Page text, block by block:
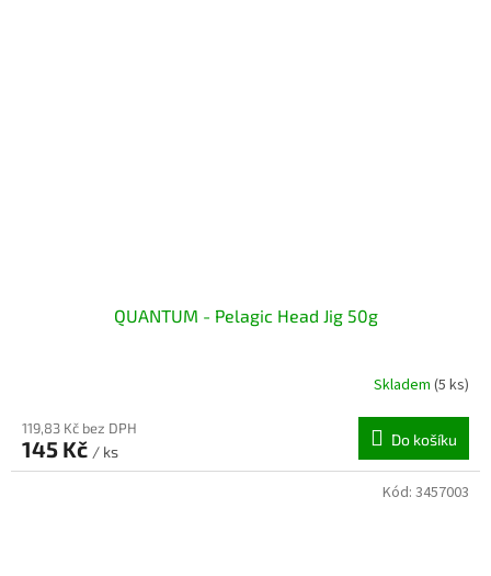
QUANTUM - Pelagic Head Jig 50g
Skladem (5 ks)
119,83 Kč bez DPH
145 Kč / ks
Do košíku
Kód: 3457003